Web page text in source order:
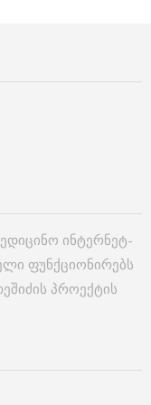
ინტერნეტ-
ფუნქციონირებს
პროექტის